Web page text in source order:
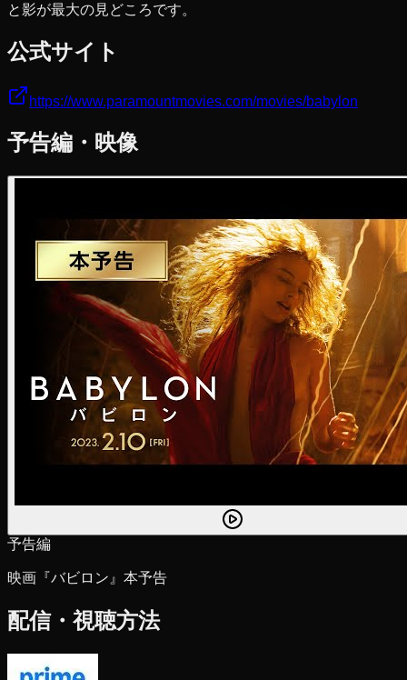
と影が最大の見どころです。
公式サイト
https://www.paramountmovies.com/movies/babylon
予告編・映像
予告編
映画『バビロン』本予告
配信・視聴方法